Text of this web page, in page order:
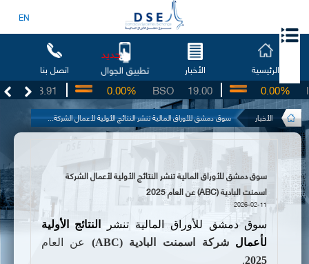
EN
الرئيسية الأخبار تطبيق الجوال
جديد
اتصل بنا
3.91 19.00
BSO
0.00% 0.00%
الأخبار سوق دمشق للأوراق المالية تنشر النتائج الأولية لأعمال الشركة...
سوق دمشق للأوراق المالية تنشر النتائج الأولية لأعمال الشركة
اسمنت البادية (ABC) عن العام 2025
2026-02-11
سوق دمشق للأوراق المالية تنشر
النتائج الأولية
لأعمال شركة اسمنت البادية (ABC
)
عن العام
2025
.